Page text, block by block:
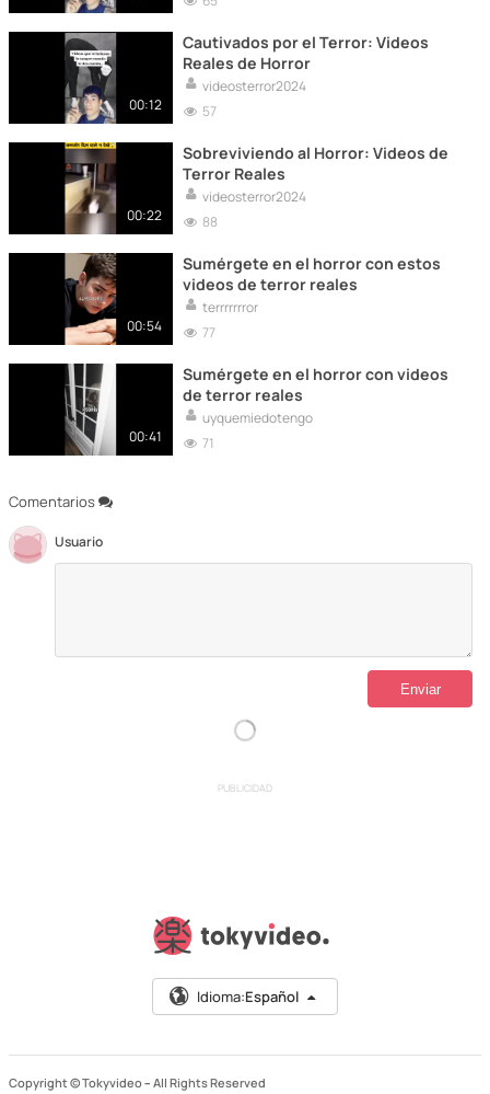
Comentarios
Usuario
00:12
Cautivados por el Terror: Videos
Reales de Horror
videosterror2024
57
00:22
Sobreviviendo al Horror: Videos de
Terror Reales
videosterror2024
88
00:54
Sumérgete en el horror con estos
videos de terror reales
terrrrrrror
77
00:41
Sumérgete en el horror con videos
de terror reales
uyquemiedotengo
71
PUBLICIDAD
Idioma:Español
Copyright © Tokyvideo – All Rights Reserved